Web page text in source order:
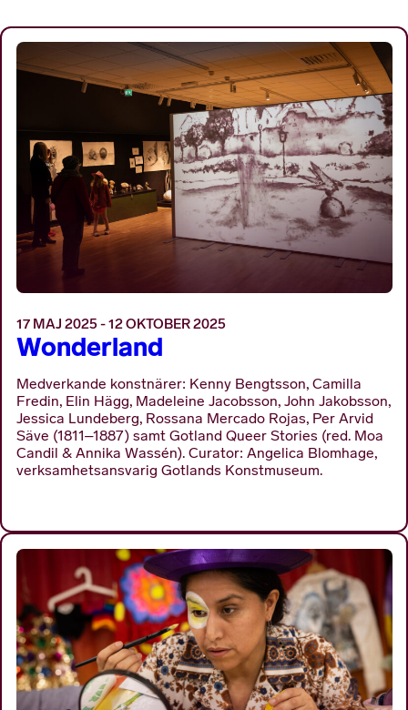
17 MAJ 2025 - 12 OKTOBER 2025
Wonderland
Medverkande konstnärer: Kenny Bengtsson, Camilla
Fredin, Elin Hägg, Madeleine Jacobsson, John Jakobsson,
Jessica Lundeberg, Rossana Mercado Rojas, Per Arvid
Säve (1811–1887) samt Gotland Queer Stories (red. Moa
Candil & Annika Wassén). Curator: Angelica Blomhage,
verksamhetsansvarig Gotlands Konstmuseum.